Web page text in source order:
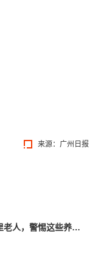
来源：广州日报
转给家里老人，警惕这些养生保健“坑老”骗局→